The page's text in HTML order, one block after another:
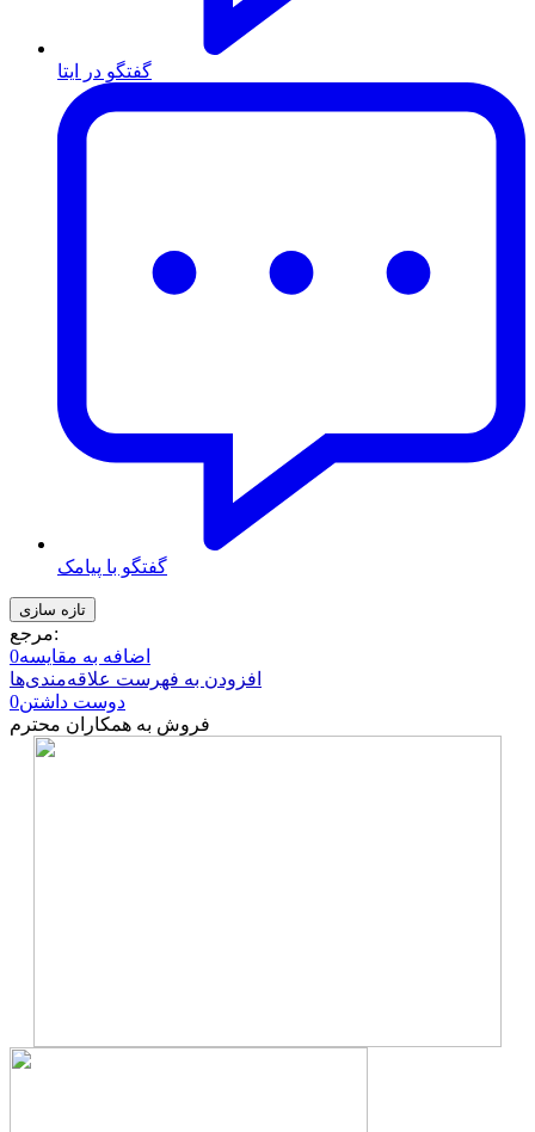
گفتگو در ایتا
گفتگو با پیامک
مرجع:
اضافه به مقایسه0
افزودن به فهرست علاقه‌مندی‌ها
دوست داشتن0
فروش به همکاران محترم